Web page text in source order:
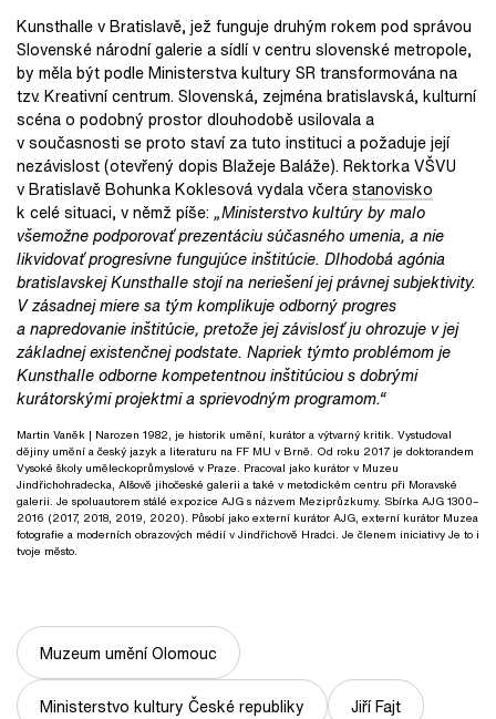
Kunsthalle v Bratislavě, jež funguje druhým rokem pod správou
Slovenské národní galerie a sídlí v centru slovenské metropole,
by měla být podle Ministerstva kultury SR transformována na
tzv. Kreativní centrum. Slovenská, zejména bratislavská, kulturní
scéna o podobný prostor dlouhodobě usilovala a
v současnosti se proto staví za tuto instituci a požaduje její
nezávislost (otevřený dopis Blažeje Baláže). Rektorka VŠVU
v Bratislavě Bohunka Koklesová vydala včerastanovisko
k celé situaci, v němž píše: „Ministerstvo kultúry by malo
všemožne podporovať prezentáciu súčasného umenia, a nie
likvidovať progresívne fungujúce inštitúcie. Dlhodobá agónia
bratislavskej Kunsthalle stojí na neriešení jej právnej subjektivity.
V zásadnej miere sa tým komplikuje odborný progres
a napredovanie inštitúcie, pretože jej závislosť ju ohrozuje v jej
základnej existenčnej podstate. Napriek týmto problémom je
Kunsthalle odborne kompetentnou inštitúciou s dobrými
kurátorskými projektmi a sprievodným programom.“
Martin Vaněk | Narozen 1982, je historik umění, kurátor a výtvarný kritik. Vystudoval
dějiny umění a český jazyk a literaturu na FF MU v Brně. Od roku 2017 je doktorandem
Vysoké školy uměleckoprůmyslové v Praze. Pracoval jako kurátor v Muzeu
Jindřichohradecka, Alšově jihočeské galerii a také v metodickém centru při Moravské
galerii. Je spoluautorem stálé expozice AJG s názvem Meziprůzkumy. Sbírka AJG 1300–
2016 (2017, 2018, 2019, 2020). Působí jako externí kurátor AJG, externí kurátor Muzea
fotografie a moderních obrazových médií v Jindřichově Hradci. Je členem iniciativy Je to i
tvoje město.
Muzeum umění Olomouc
Ministerstvo kultury České republiky Jiří Fajt